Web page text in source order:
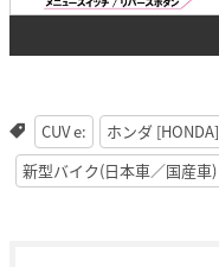
CUV e: ホンダ [HONDA]
新型バイク(日本車／国産車)